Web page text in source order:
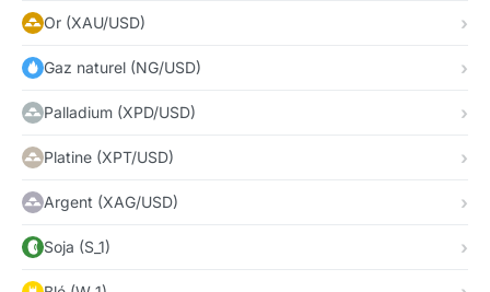
Or (XAU/USD)
Gaz naturel (NG/USD)
Palladium (XPD/USD)
Platine (XPT/USD)
Argent (XAG/USD)
Soja (S_1)